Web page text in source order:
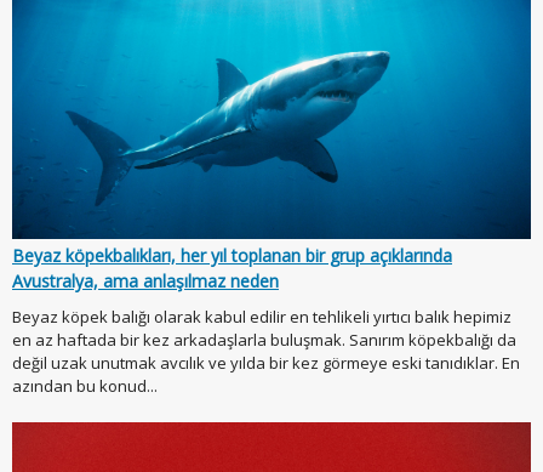
Beyaz köpekbalıkları, her yıl toplanan bir grup açıklarında
Avustralya, ama anlaşılmaz neden
Beyaz köpek balığı olarak kabul edilir en tehlikeli yırtıcı balık hepimiz
en az haftada bir kez arkadaşlarla buluşmak. Sanırım köpekbalığı da
değil uzak unutmak avcılık ve yılda bir kez görmeye eski tanıdıklar. En
azından bu konud...